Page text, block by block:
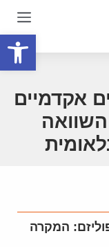
פתח
אקדמיים
המקרה